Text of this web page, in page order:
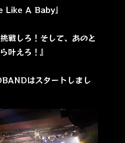
Like A Baby」
戦しろ！そして、あのと
叶えろ！』
はスタートしまし